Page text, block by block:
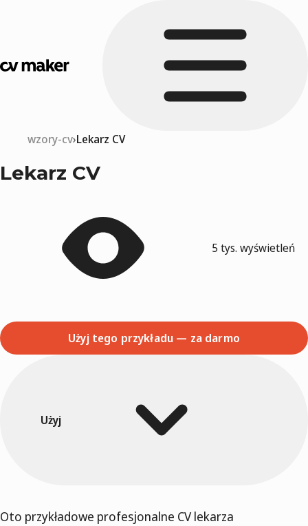
wzory-cv Lekarz CV
Lekarz CV
5 tys. wyświetleń
Użyj tego przykładu — za darmo
Użyj
Oto przykładowe profesjonalne CV lekarza